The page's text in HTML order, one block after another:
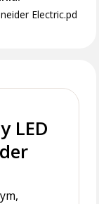
Electric.pd
LED